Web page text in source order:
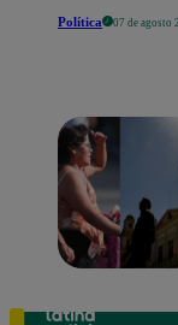
Política 07 de agosto